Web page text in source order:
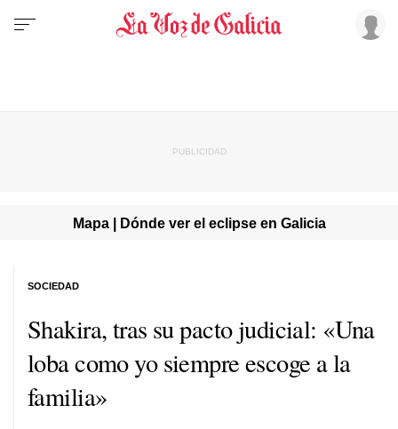
Mapa | Dónde ver el eclipse en Galicia
Shakira, tras su pacto judicial: «Una
loba como yo siempre escoge a la
familia»
SOCIEDAD